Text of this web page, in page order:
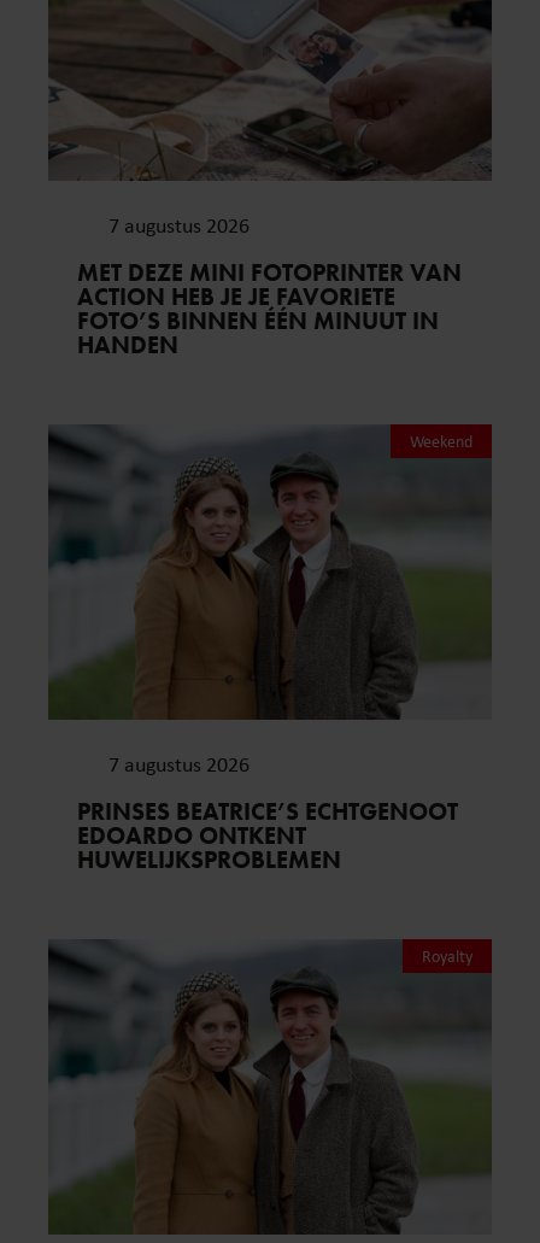
7 augustus 2026
MET DEZE MINI FOTOPRINTER VAN
ACTION HEB JE JE FAVORIETE
FOTO’S BINNEN ÉÉN MINUUT IN
HANDEN
Weekend
7 augustus 2026
PRINSES BEATRICE’S ECHTGENOOT
EDOARDO ONTKENT
HUWELIJKSPROBLEMEN
Royalty